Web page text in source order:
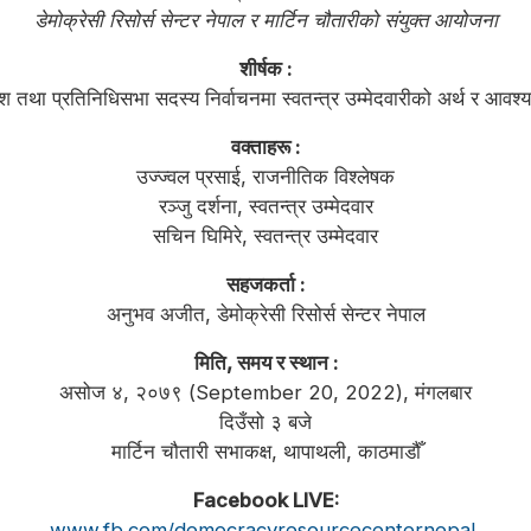
डेमोक्रेसी रिसोर्स सेन्टर नेपाल र मार्टिन चौतारीको संयुक्त आयोजना
शीर्षक :
तथा प्रतिनिधिसभा सदस्य निर्वाचनमा स्वतन्त्र उम्मेदवारीको अर्थ र
वक्ताहरू :
उज्ज्वल प्रसाई, राजनीतिक विश्लेषक
रञ्जु दर्शना, स्वतन्त्र उम्मेदवार
सचिन घिमिरे, स्वतन्त्र उम्मेदवार
सहजकर्ता :
अनुभव अजीत, डेमोक्रेसी रिसोर्स सेन्टर नेपाल
मिति, समय र स्थान :
असोज ४, २०७९ (September 20, 2022), मंगलबार
दिउँसो ३ बजे
मार्टिन चौतारी सभाकक्ष, थापाथली, काठमाडौँ
Facebook LIVE: